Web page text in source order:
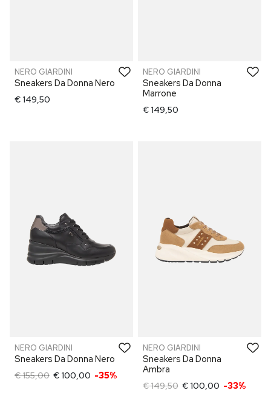
NERO GIARDINI
Sneakers Da Donna Nero
€ 149,50
NERO GIARDINI
Sneakers Da Donna
Marrone
€ 149,50
NERO GIARDINI
Sneakers Da Donna Nero
€ 155,00 € 100,00 -35%
NERO GIARDINI
Sneakers Da Donna
Ambra
€ 149,50 € 100,00 -33%